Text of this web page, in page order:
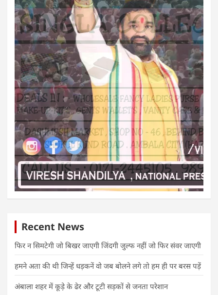
Recent News
फिर न सिमटेगी जो बिखर जाएगी जिंदगी जुल्फ नहीं जो फिर संवर जाएगी
हमने अता की थी जिन्हें धड़कनें वो जब बोलने लगे तो हम ही पर बरस पड़ें
अंबाला शहर में कूड़े के ढेर और टूटी सड़कों से जनता परेशान